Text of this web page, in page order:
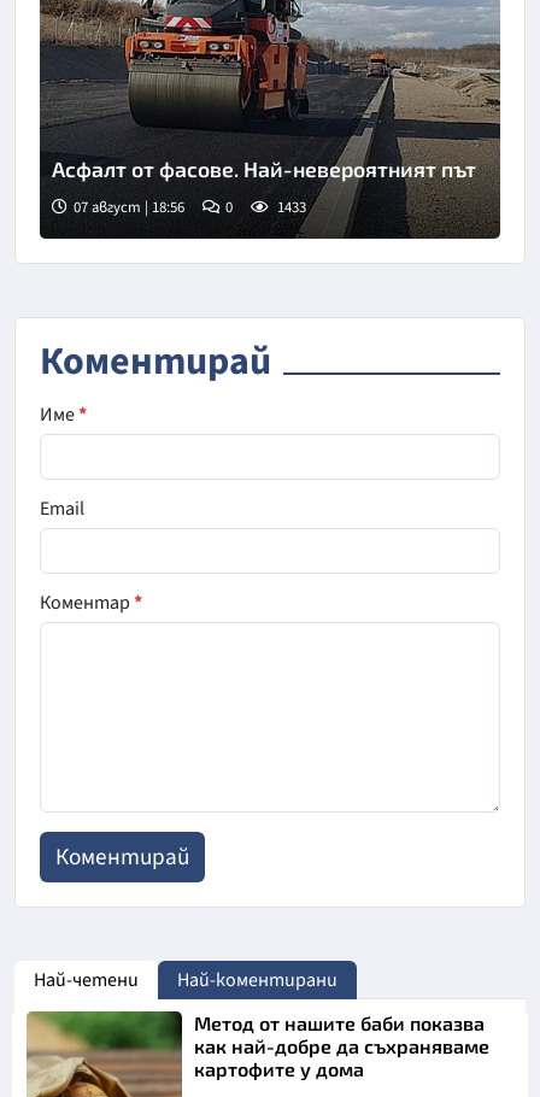
Асфалт от фасове. Най-невероятният път
07 август | 18:56 0 1433
Коментирай
Име*
Email
Коментар*
Най-четени Най-коментирани
Метод от нашите баби показва
как най-добре да съхраняваме
картофите у дома